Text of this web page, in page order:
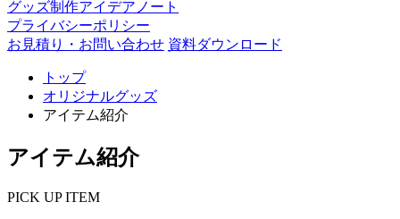
グッズ制作アイデアノート
プライバシーポリシー
お見積り・お問い合わせ 資料ダウンロード
トップ
オリジナルグッズ
アイテム紹介
アイテム紹介
PICK UP ITEM